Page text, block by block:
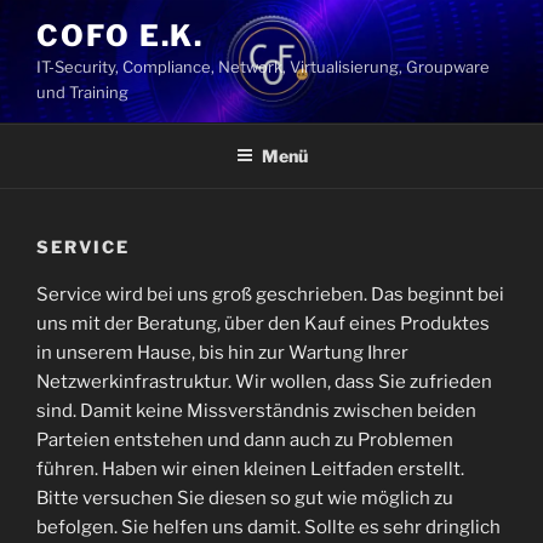
Inhalt
springen
COFO E.K.
IT-Security, Compliance, Network, Virtualisierung, Groupware
und Training
Menü
SERVICE
Service wird bei uns groß geschrieben. Das beginnt bei
uns mit der Beratung, über den Kauf eines Produktes
in unserem Hause, bis hin zur Wartung Ihrer
Netzwerkinfrastruktur. Wir wollen, dass Sie zufrieden
sind. Damit keine Missverständnis zwischen beiden
Parteien entstehen und dann auch zu Problemen
führen. Haben wir einen kleinen Leitfaden erstellt.
Bitte versuchen Sie diesen so gut wie möglich zu
befolgen. Sie helfen uns damit. Sollte es sehr dringlich